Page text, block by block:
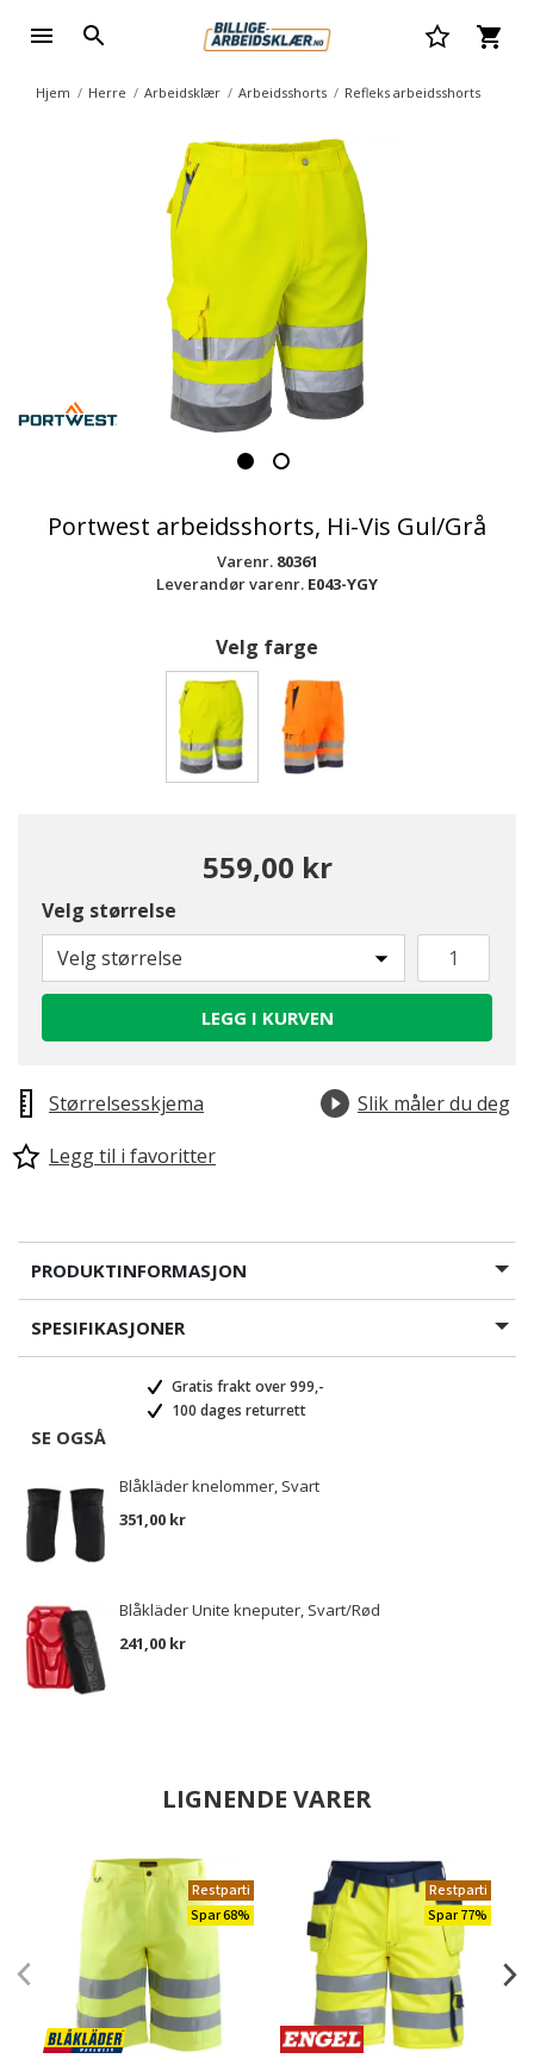
Hjem Herre Arbeidsklær Arbeidsshorts Refleks arbeidsshorts
Portwest arbeidsshorts, Hi-Vis Gul/Grå
Varenr. 80361
Leverandør varenr. E043-YGY
Velg farge
559,00 kr
Velg størrelse
Velg størrelse
LEGG I KURVEN
Størrelsesskjema
Slik måler du deg
Legg til i favoritter
PRODUKTINFORMASJON
SPESIFIKASJONER
Gratis frakt over 999,-
100 dages returrett
SE OGSÅ
Blåkläder knelommer, Svart
351,00 kr
Blåkläder Unite kneputer, Svart/Rød
241,00 kr
LIGNENDE VARER
Restparti
Spar 68%
Restparti
Spar 77%